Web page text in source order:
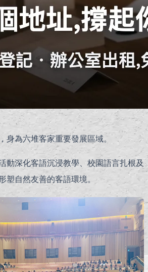
身為六堆客家重要發展區域。
動深化客語沉浸教學、校園語言扎根及
塑自然友善的客語環境。